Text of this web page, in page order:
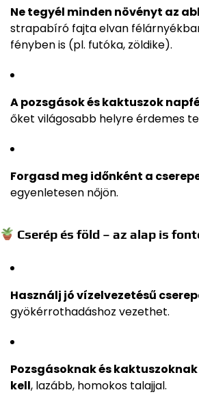
Ne tegyél minden növényt az
strapabíró fajta elvan
fényben is (pl. futóka, zöldike).
A pozsgások és kaktuszok
őket világosabb helyre érdemes
Forgasd meg időnként a
egyenletesen nőjön.
Cserép és föld – az alap is
Használj jó vízelvezetésű
gyökérrothadáshoz vezethet.
Pozsgásoknak és
kell, lazább, homokos talajjal.